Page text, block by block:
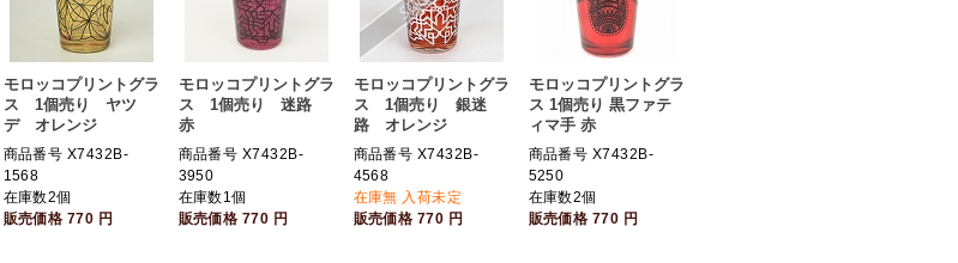
モロッコプリントグラ
ス 1個売り ヤツ
デ オレンジ
商品番号 X7432B-
1568
在庫数2個
販売価格 770 円
モロッコプリントグラ
ス 1個売り 迷路
赤
商品番号 X7432B-
3950
在庫数1個
販売価格 770 円
モロッコプリントグラ
ス 1個売り 銀迷
路 オレンジ
商品番号 X7432B-
4568
在庫無 入荷未定
販売価格 770 円
モロッコプリントグラ
ス 1個売り 黒ファテ
ィマ手 赤
商品番号 X7432B-
5250
在庫数2個
販売価格 770 円